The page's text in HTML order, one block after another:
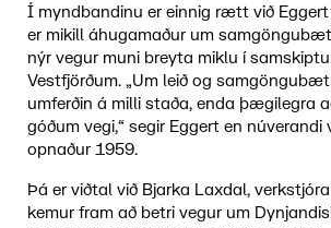
Í myndbandinu er einnig rætt við
er mikill áhugamaður um
nýr vegur muni breyta miklu í
Vestfjörðum. „Um leið og
umferðin á milli staða, enda þægilegra
góðum vegi,“ segir Eggert en núverandi
opnaður 1959.
Þá er viðtal við Bjarka Laxdal,
kemur fram að betri vegur um